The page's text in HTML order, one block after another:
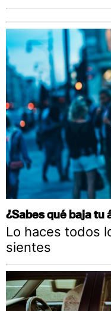
¿Sabes qué baja tu
Lo haces todos
sientes